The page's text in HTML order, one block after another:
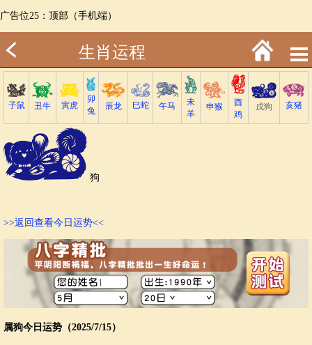
广告位25：顶部（手机端）
生肖运程
子鼠 丑牛 寅虎
卯
兔
辰龙 巳蛇 午马
未
羊
申猴
酉
鸡
戌狗 亥猪
狗
>>返回查看今日运势<<
属狗今日运势（2025/7/15）